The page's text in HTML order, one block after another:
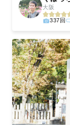
大阪
337回